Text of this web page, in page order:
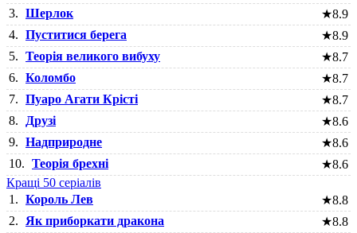
3. Шерлок ★8.9
4. Пуститися берега ★8.9
5. Теорія великого вибуху ★8.7
6. Коломбо ★8.7
7. Пуаро Агати Крісті ★8.7
8.
Друзі ★8.6
9. Надприродне ★8.6
10. Теорія брехні ★8.6
Кращі 50 серіалів
1. Король Лев ★8.8
2.
Як приборкати дракона ★8.8